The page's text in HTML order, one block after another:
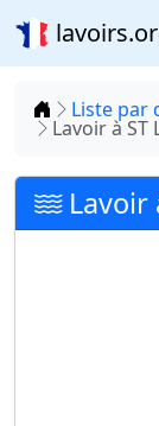
Accueil
Liste par
Lavoir à ST
Lavoir